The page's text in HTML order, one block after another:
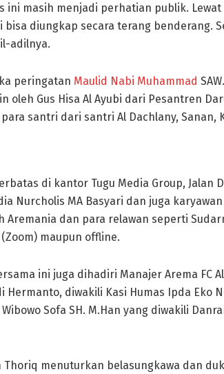
ini masih menjadi perhatian publik.
bisa diungkap secara terang benderang.
adilnya.
peringatan Maulid Nabi Muhammad
oleh Gus Hisa Al Ayubi dari Pesantren
santri dari santri Al Dachlany, Sanan,
di kantor Tugu Media Group, Jalan
Nurcholis MA Basyari dan juga
dan para relawan seperti
maupun offline.
ini juga dihadiri Manajer Arema FC
Hermanto, diwakili Kasi Humas Ipda Eko
Sofa SH. M.Han yang diwakili
Thoriq menuturkan belasungkawa dan